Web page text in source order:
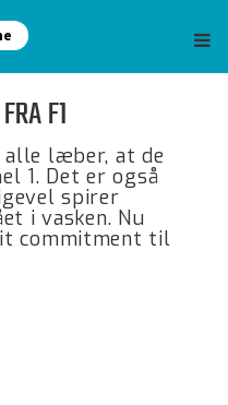
F1
læber, at de
1. Det er også
spirer
i vasken. Nu
commitment til